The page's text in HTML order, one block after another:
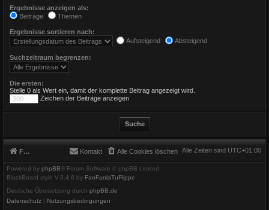
Ergebnisse anzeigen als:
Beiträge
Themen
Ergebnisse sortieren nach:
Aufsteigend
Absteigend
Suchzeitraum begrenzen:
Die ersten:
Stelle 0 als Wert ein, damit der komplette Beitrag angezeigt wird.
Zeichen der Beiträge anzeigen
Foren-Übersicht Alle Zeiten sind UTC+01:00
Alle Cookies löschen
Kontakt
Powered by phpBB® Forum Software © phpBB Limited
BlackBoard style V.3.4.6 by FanFanlaTuFlippe
Deutsche Übersetzung durch phpBB.de
Datenschutz | Nutzungsbedingungen